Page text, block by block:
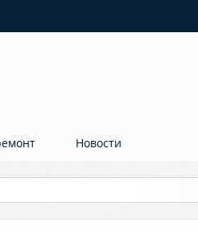
Новости